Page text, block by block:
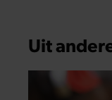
Uit